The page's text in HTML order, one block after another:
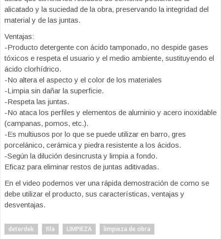
alicatado y la suciedad de la obra, preservando la integridad del
material y de las juntas.
Ventajas:
-Producto detergente con ácido tamponado, no despide gases
tóxicos e respeta el usuario y el medio ambiente, sustituyendo el
ácido clorhídrico.
-No altera el aspecto y el color de los materiales
-Limpia sin dañar la superficie.
-Respeta las juntas.
-No ataca los perfiles y elementos de aluminio y acero inoxidable
(campanas, pomos, etc.).
-Es multiusos por lo que se puede utilizar en barro, gres
porcelánico, cerámica y piedra resistente a los ácidos.
-Según la dilución desincrusta y limpia a fondo.
Eficaz para eliminar restos de juntas aditivadas.
En el video podemos ver una rápida demostración de como se
debe utilizar el producto, sus características, ventajas y
desventajas.
deterdek fila LIMPIEZA limpieza de obra